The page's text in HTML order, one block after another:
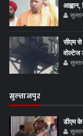
आह्वान,
सीएम से
वोल्टेज
सुल्तानपुर
डीएम